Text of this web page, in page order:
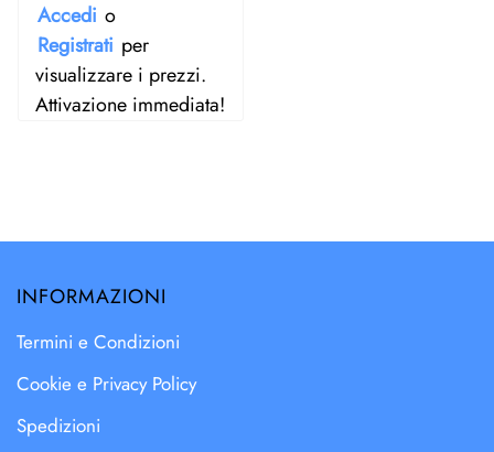
Accedi o
Registrati per
visualizzare i prezzi.
Attivazione immediata!
INFORMAZIONI
Termini e Condizioni
Cookie e Privacy Policy
Spedizioni